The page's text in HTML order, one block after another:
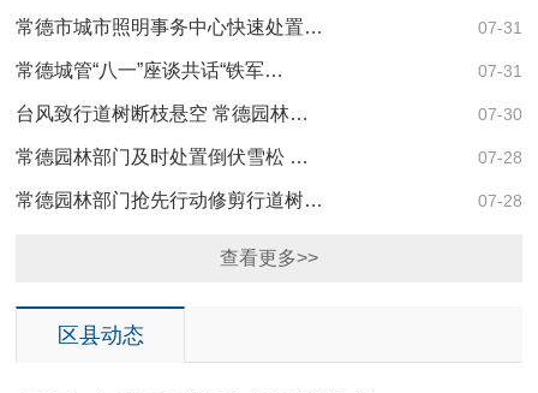
07-31
常德市城市照明事务中心快速处置…
07-31
常德城管“八一”座谈共话“铁军…
07-30
台风致行道树断枝悬空 常德园林…
07-28
常德园林部门及时处置倒伏雪松 …
07-28
常德园林部门抢先行动修剪行道树…
查看更多>>
区县动态